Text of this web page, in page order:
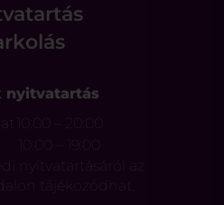
nyitvatartás
10:00 – 20:00
nyitvatartásáról az
tájékozódhat.